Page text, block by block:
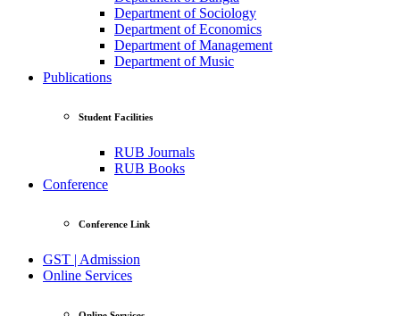
Department of Sociology
Department of Economics
Department of Management
Department of Music
Publications
Student Facilities
RUB Journals
RUB Books
Conference
Conference Link
GST | Admission
Online Services